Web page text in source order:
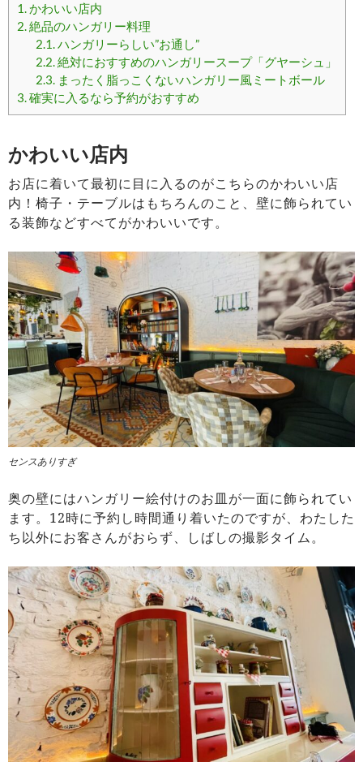
1.かわいい店内
2.絶品のハンガリー料理
2.1.ハンガリーらしい”お通し”
2.2.絶対におすすめのハンガリースープ「グヤーシュ」
2.3.まったく脂っこくないハンガリー風ミートボール
3.確実に入るなら予約がおすすめ
かわいい店内
お店に着いて最初に目に入るのがこちらのかわいい店
内！椅子・テーブルはもちろんのこと、壁に飾られてい
る装飾などすべてがかわいいです。
センスありすぎ
奥の壁にはハンガリー絵付けのお皿が一面に飾られてい
ます。12時に予約し時間通り着いたのですが、わたした
ち以外にお客さんがおらず、しばしの撮影タイム。